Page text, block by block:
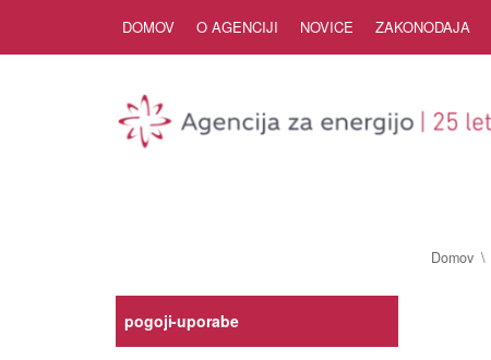
DOMOV O AGENCIJI NOVICE ZAKONODAJA
Domov
pogoji-uporabe